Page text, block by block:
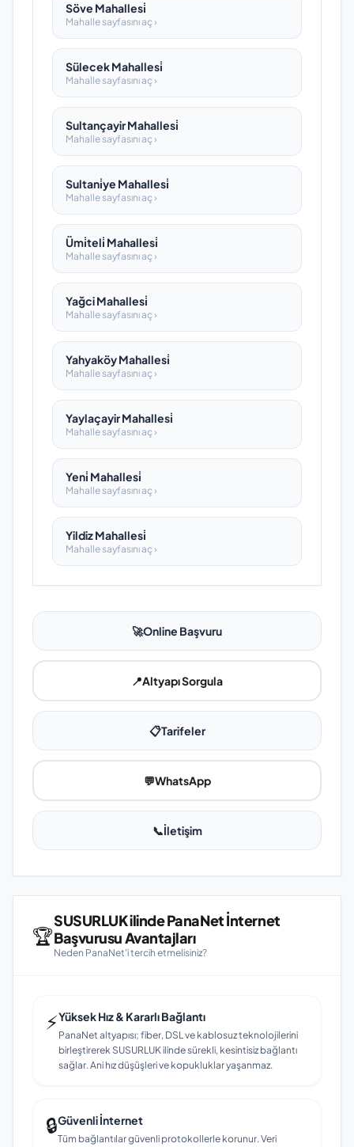
Söve Mahallesi̇
Mahalle sayfasını aç ›
Sülecek Mahallesi̇
Mahalle sayfasını aç ›
Sultançayir Mahallesi̇
Mahalle sayfasını aç ›
Sultani̇ye Mahallesi̇
Mahalle sayfasını aç ›
Ümi̇teli̇ Mahallesi̇
Mahalle sayfasını aç ›
Yağci Mahallesi̇
Mahalle sayfasını aç ›
Yahyaköy Mahallesi̇
Mahalle sayfasını aç ›
Yaylaçayir Mahallesi̇
Mahalle sayfasını aç ›
Yeni̇ Mahallesi̇
Mahalle sayfasını aç ›
Yildiz Mahallesi̇
Mahalle sayfasını aç ›
🚀Online Başvuru
📍Altyapı Sorgula
📋Tarifeler
💬WhatsApp
📞İletişim
🏆
SUSURLUK ilinde PanaNet İnternet
Başvurusu Avantajları
Neden PanaNet'i tercih etmelisiniz?
⚡Yüksek Hız & Kararlı Bağlantı
PanaNet altyapısı; fiber, DSL ve kablosuz teknolojilerini
birleştirerek SUSURLUK ilinde sürekli, kesintisiz bağlantı
sağlar. Ani hız düşüşleri ve kopukluklar yaşanmaz.
🔒Güvenli İnternet
Tüm bağlantılar güvenli protokollerle korunur. Veri